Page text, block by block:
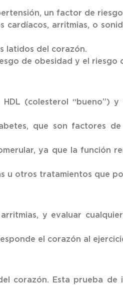
un factor de
cardíacos, arritmias, o
latidos del corazón.
de obesidad y el riesgo
(colesterol “bueno”) y
que son factores
ya que la función
u otros tratamientos que
y evaluar
el corazón al
corazón. Esta prueba de